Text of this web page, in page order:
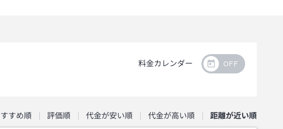
料金カレンダー
すめ順 評価順 代金が安い順 代金が高い順 距離が近い順